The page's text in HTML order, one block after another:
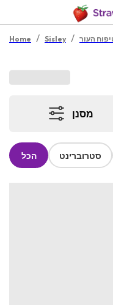
Home / Sisley / העור
מסנן
הכל סטרוברינט